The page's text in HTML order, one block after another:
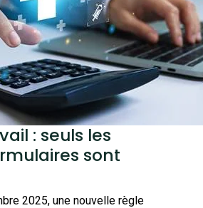
: seuls les
sont
2025, une nouvelle règle